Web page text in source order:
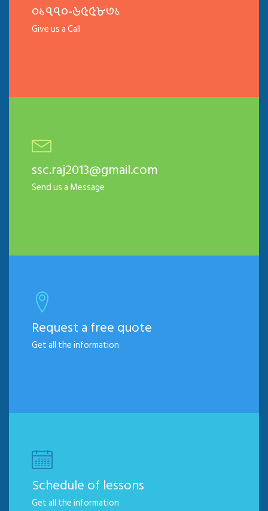
০১৭৭০-৬৫৫৮৩১
Give us a Call
ssc.raj2013@gmail.com
Send us a Message
Request a free quote
Get all the information
Schedule of lessons
Get all the information